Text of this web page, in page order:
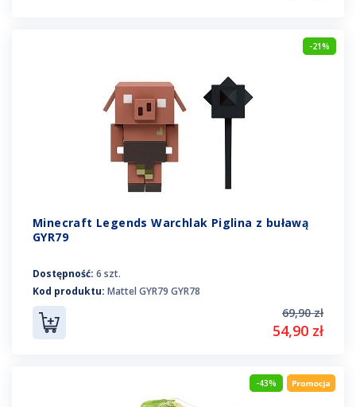
-21%
Minecraft Legends Warchlak Piglina z buławą
GYR79
Dostępność: 6 szt.
Kod produktu: Mattel GYR79 GYR78
69,90 zł
54,90 zł
-43%